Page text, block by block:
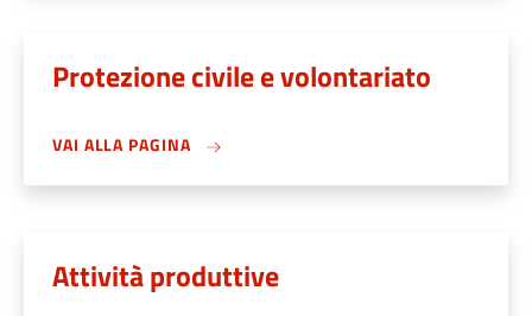
Protezione civile e volontariato
VAI ALLA PAGINA
Attività produttive